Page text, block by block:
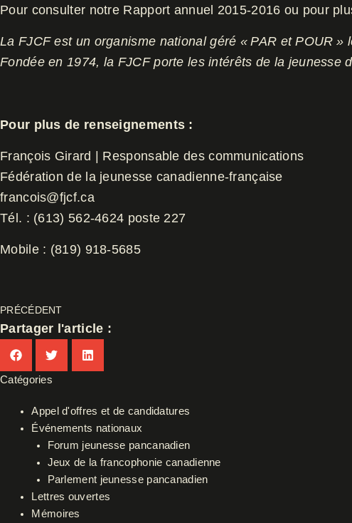
Pour consulter notre Rapport annuel 2015-2016 ou pour
La FJCF est un organisme national géré « PAR et POUR »
Fondée en 1974, la FJCF porte les intérêts de la jeunesse
Pour plus de renseignements :
François Girard | Responsable des communications
Fédération de la jeunesse canadienne-française
francois@fjcf.ca
Tél. : (613) 562-4624 poste 227
Mobile : (819) 918-5685
PRÉCÉDENT
Partager l'article :
Catégories
Appel d'offres et de candidatures
Événements nationaux
Forum jeunesse pancanadien
Jeux de la francophonie canadienne
Parlement jeunesse pancanadien
Lettres ouvertes
Mémoires